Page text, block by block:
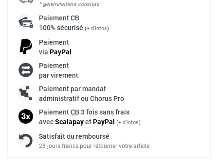
* généralement constaté
PaiementCB
100% sécurisé (+ d'infos)
Paiement
via PayPal
Paiement
par virement
Paiement par mandat
administratif ou Chorus Pro
PaiementCB 3 fois sans frais
avecScalapayetPayPal (+ d'infos)
Satisfait ou remboursé
28 jours francs pour retourner votre article